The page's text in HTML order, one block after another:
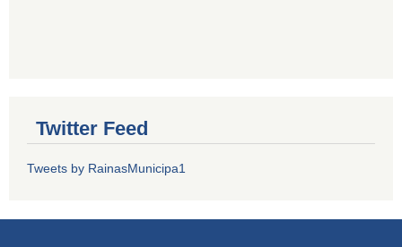
Twitter Feed
Tweets by RainasMunicipa1